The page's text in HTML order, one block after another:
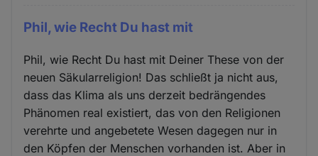
Phil, wie Recht Du hast mit
Phil, wie Recht Du hast mit Deiner These von der
neuen Säkularreligion! Das schließt ja nicht aus,
dass das Klima als uns derzeit bedrängendes
Phänomen real existiert, das von den Religionen
verehrte und angebetete Wesen dagegen nur in
den Köpfen der Menschen vorhanden ist. Aber in